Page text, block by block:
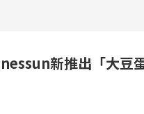
新推出「大豆